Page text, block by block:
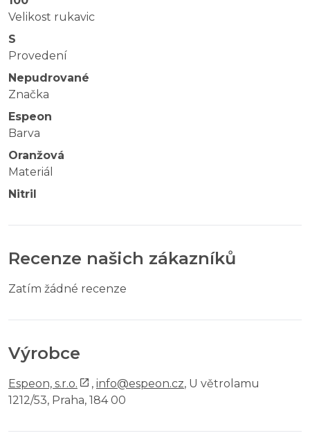
Velikost rukavic
S
Provedení
Nepudrované
Značka
Espeon
Barva
Oranžová
Materiál
Nitril
Recenze našich zákazníků
Zatím žádné recenze
Výrobce
Espeon, s.r.o. , info@espeon.cz, U větrolamu
1212/53, Praha, 184 00